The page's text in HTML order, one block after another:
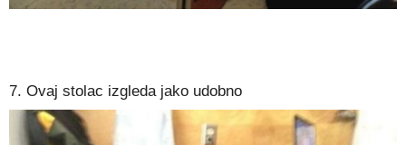
7. Ovaj stolac izgleda jako udobno